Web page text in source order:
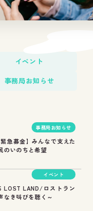
イベント
事務局お知らせ
事務局お知らせ
急募金】みんなで支えた
のいのちと希望
イベント
LOST LAND/ロストラン
き叫びを聴く～